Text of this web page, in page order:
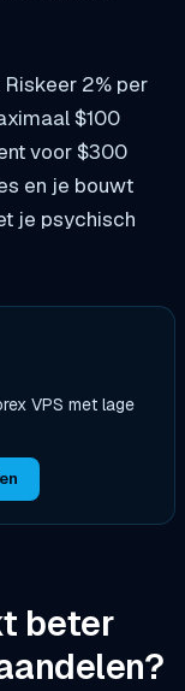
2% per
$100
voor $300
en je bouwt
je psychisch
VPS met lage
beter